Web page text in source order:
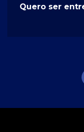
Quero ser